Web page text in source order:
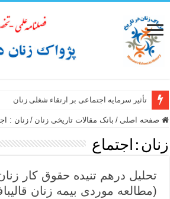
تأثیر سرمایه اجتماعی بر ارتقاء شغلی زنان
صفحه اصلی / بانک مقالات تاریخی زنان / زنان :
زنان : اجتماع
تحلیل درهم تنیده حقوق کار
(مطالعه موردی بیمه زنان